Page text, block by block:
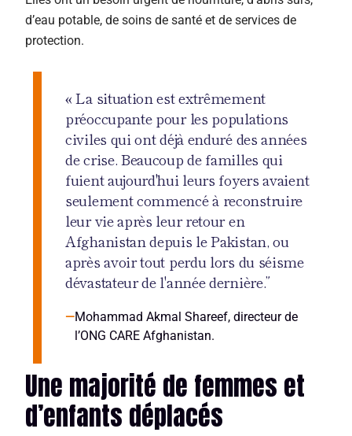
d’eau potable, de soins de santé et de services de
protection.
« La situation est extrêmement
préoccupante pour les populations
civiles qui ont déjà enduré des années
de crise. Beaucoup de familles qui
fuient aujourd'hui leurs foyers avaient
seulement commencé à reconstruire
leur vie après leur retour en
Afghanistan depuis le Pakistan, ou
après avoir tout perdu lors du séisme
dévastateur de l'année dernière.”
Mohammad Akmal Shareef, directeur de
l’ONG CARE Afghanistan.
Une majorité de femmes et
d’enfants déplacés